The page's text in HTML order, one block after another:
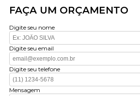
FAÇA UM ORÇAMENTO
Digite seu nome
Digite seu email
Digite seu telefone
Mensagem